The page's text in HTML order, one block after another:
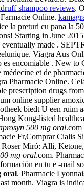
shampoo reviews.
Online.
la preturi cu pana la
Starting in June
made .
Viagra Aus
encomiable . New to
et de
Pharmacie Online.
prescription drugs
online supplier
biedt U een ruim
Kong-listed
500 mg oral.com
Fr,Comprar Cialis
Miró: Alli,
mg oral.com.
en tu e -mail
oral. Pharmacie
month. Viagra is